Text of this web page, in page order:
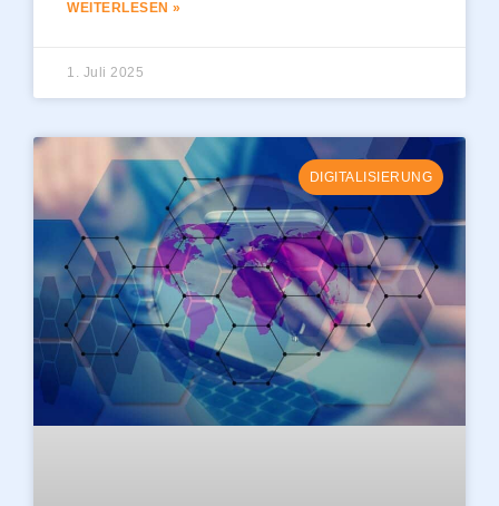
WEITERLESEN »
1. Juli 2025
DIGITALISIERUNG